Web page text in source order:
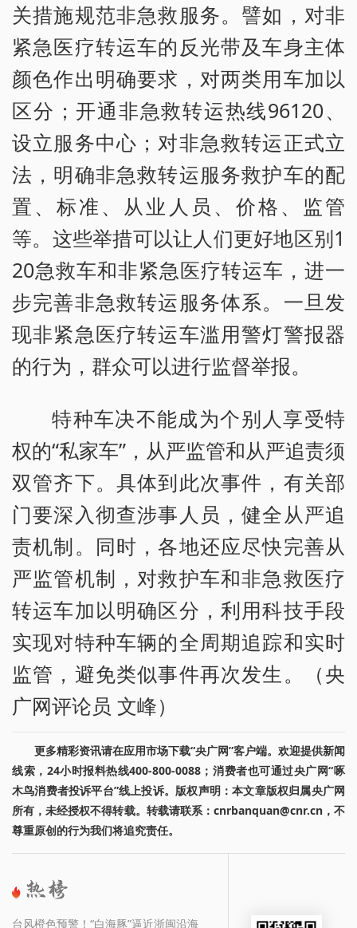
关措施规范非急救服务。譬如，对非
紧急医疗转运车的反光带及车身主体
颜色作出明确要求，对两类用车加以
区分；开通非急救转运热线96120、
设立服务中心；对非急救转运正式立
法，明确非急救转运服务救护车的配
置、标准、从业人员、价格、监管
等。这些举措可以让人们更好地区别1
20急救车和非紧急医疗转运车，进一
步完善非急救转运服务体系。一旦发
现非紧急医疗转运车滥用警灯警报器
的行为，群众可以进行监督举报。
特种车决不能成为个别人享受特
权的“私家车”，从严监管和从严追责须
双管齐下。具体到此次事件，有关部
门要深入彻查涉事人员，健全从严追
责机制。同时，各地还应尽快完善从
严监管机制，对救护车和非急救医疗
转运车加以明确区分，利用科技手段
实现对特种车辆的全周期追踪和实时
监管，避免类似事件再次发生。（央
广网评论员 文峰）
更多精彩资讯请在应用市场下载“央广网”客户端。欢迎提供新闻
线索，24小时报料热线400-800-0088；消费者也可通过央广网“啄
木鸟消费者投诉平台”线上投诉。版权声明：本文章版权归属央广网
所有，未经授权不得转载。转载请联系：cnrbanquan@cnr.cn，不
尊重原创的行为我们将追究责任。
台风橙色预警！“白海豚”逼近浙闽沿海